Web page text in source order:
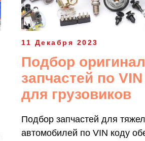
11 Декабря 2023
Подбор
запчастей по
для грузовиков
Подбор запчастей для
автомобилей по VIN коду